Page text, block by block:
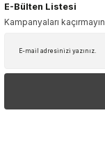
E-Bülten Listesi
Kampanyaları kaçırmayın